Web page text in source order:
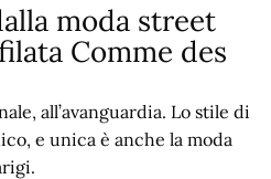
moda street
Comme des
all’avanguardia. Lo stile di
e unica è anche la moda